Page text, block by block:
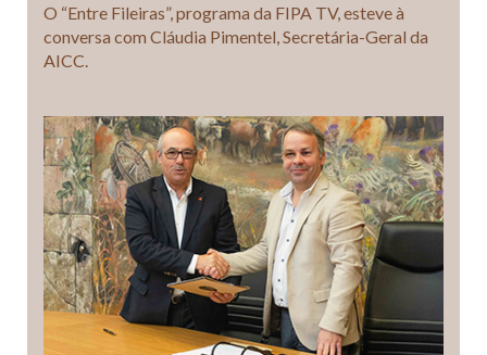
O “Entre Fileiras”, programa da FIPA TV, esteve à
conversa com Cláudia Pimentel, Secretária-Geral da
AICC.